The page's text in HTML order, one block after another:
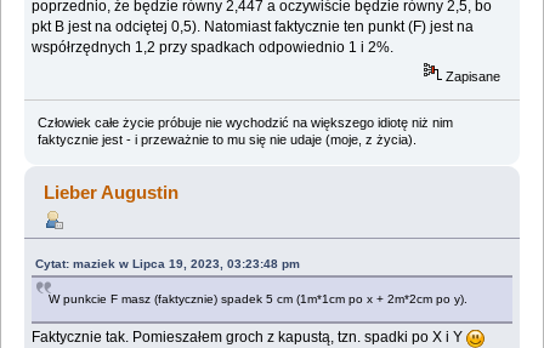
poprzednio, że będzie równy 2,447 a oczywiście będzie równy 2,5, bo
pkt B jest na odciętej 0,5). Natomiast faktycznie ten punkt (F) jest na
współrzędnych 1,2 przy spadkach odpowiednio 1 i 2%.
Zapisane
Człowiek całe życie próbuje nie wychodzić na większego idiotę niż nim
faktycznie jest - i przeważnie to mu się nie udaje (moje, z życia).
Lieber Augustin
Cytat: maziek w Lipca 19, 2023, 03:23:48 pm
W punkcie F masz (faktycznie) spadek 5 cm (1m*1cm po x + 2m*2cm po y).
Faktycznie tak. Pomieszałem groch z kapustą, tzn. spadki po X i Y